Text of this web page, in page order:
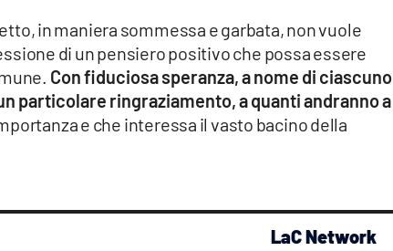
in maniera sommessa e garbata, non vuole
di un pensiero positivo che possa essere
Con fiduciosa speranza, a nome di ciascuno
particolare ringraziamento, a quanti andranno a
e che interessa il vasto bacino della
LaC Network